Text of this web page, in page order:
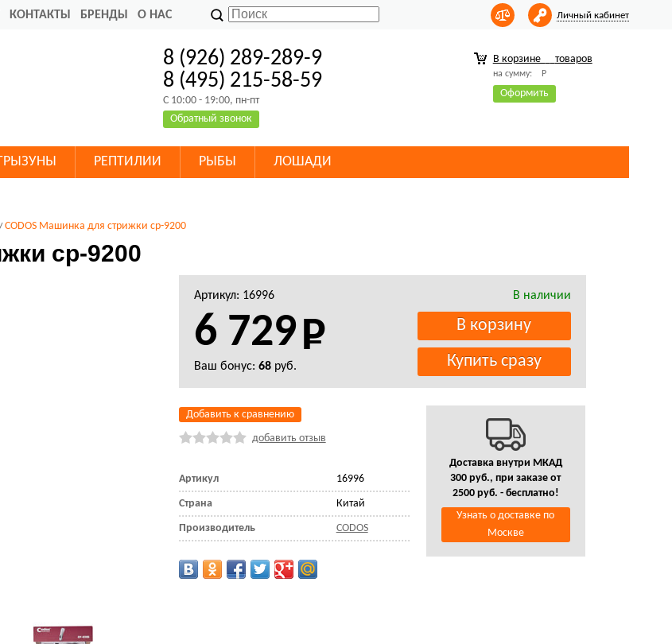
КОНТАКТЫ БРЕНДЫ О НАС Личный кабинет
8 (926) 289-289-9
8 (495) 215-58-59
C 10:00 - 19:00, пн-пт
Обратный звонок
В корзине товаров
на сумму: Р
Оформить
РЕПТИЛИИ РЫБЫ ЛОШАДИ
CODOS Машинка для стрижки cp-9200
cp-9200
Артикул: 16996 В наличии
6 729
Ваш бонус: 68руб.
Добавить к сравнению
добавить отзыв
Артикул 16996
Страна Китай
Производитель CODOS
Доставка внутри МКАД
300 руб., при заказе от
2500 руб. - бесплатно!
Узнать о доставке по
Москве